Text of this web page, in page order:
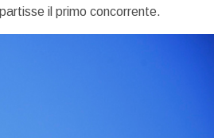
il primo concorrente.